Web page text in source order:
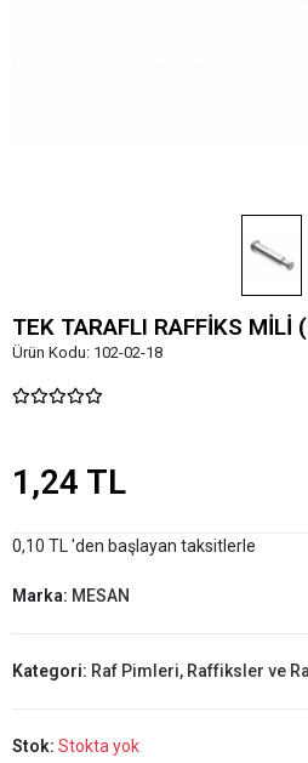
TEK TARAFLI RAFFİKS MİLİ
Ürün Kodu: 102-02-18
1,24 TL
0,10 TL 'den başlayan taksitlerle
Marka: MESAN
Kategori: Raf Pimleri, Raffiksler ve
Stok: Stokta yok